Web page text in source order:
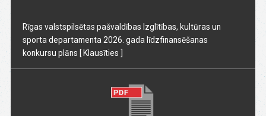
Rīgas valstspilsētas pašvaldības Izglītības, kultūras un
sporta departamenta 2026. gada līdzfinansēšanas
konkursu plāns [ Klausīties ]